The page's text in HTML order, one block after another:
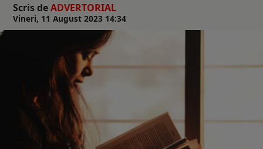
Scris deADVERTORIAL
Vineri, 11 August 2023 14:34